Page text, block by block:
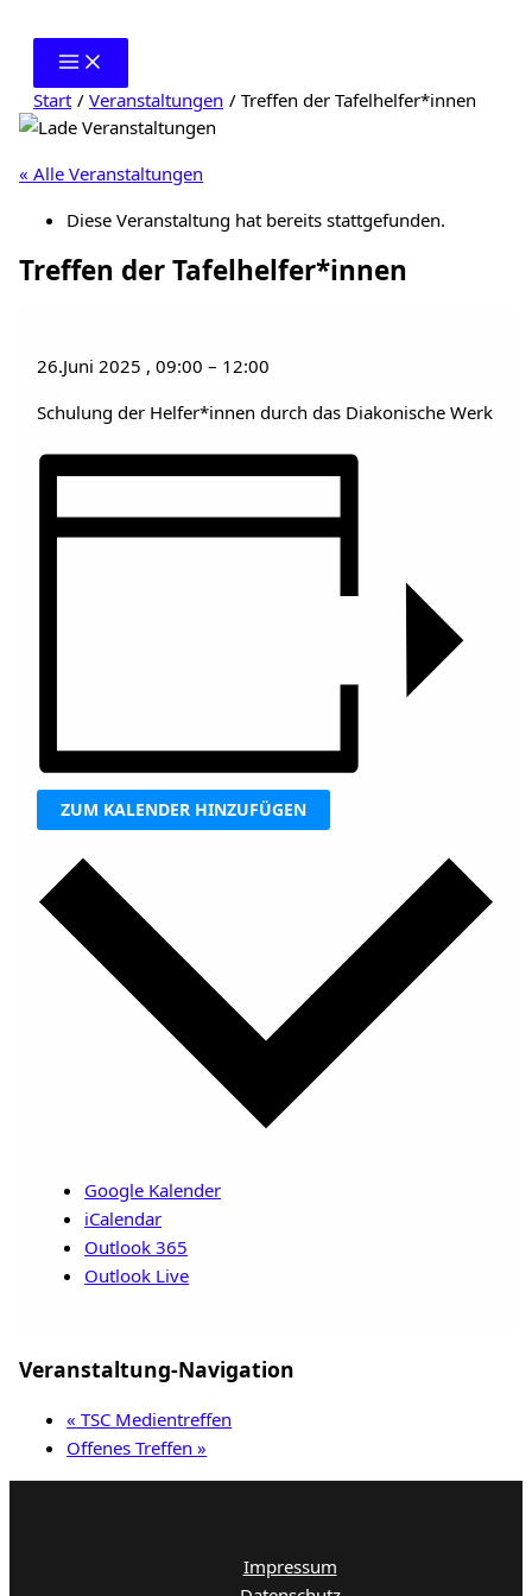
springen
Start
Veranstaltungen Treffen der Tafelhelfer*innen
« Alle Veranstaltungen
Diese Veranstaltung hat bereits stattgefunden.
Treffen der Tafelhelfer*innen
26.Juni 2025 ,09:00– 12:00
Schulung der Helfer*innen durch das Diakonische Werk
ZUM KALENDER HINZUFÜGEN
Google Kalender
iCalendar
Outlook 365
Outlook Live
Veranstaltung-Navigation
« TSC Medientreffen
Offenes Treffen»
Impressum